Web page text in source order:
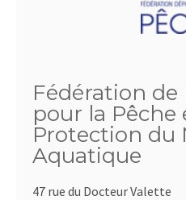
Fédération de
pour la Pêche
Protection du
Aquatique
47 rue du Docteur Valette